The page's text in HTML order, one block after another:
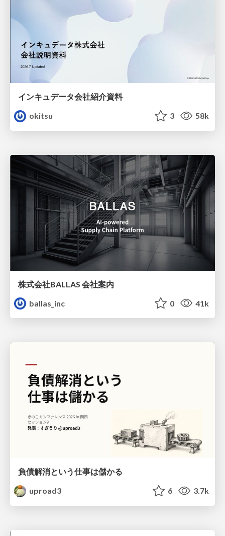
インキュデータ会社紹介資料
okitsu
3 58k
株式会社BALLAS 会社案内
ballas_inc
0 41k
負債解消という仕事は儲かる
uproad3
6 3.7k